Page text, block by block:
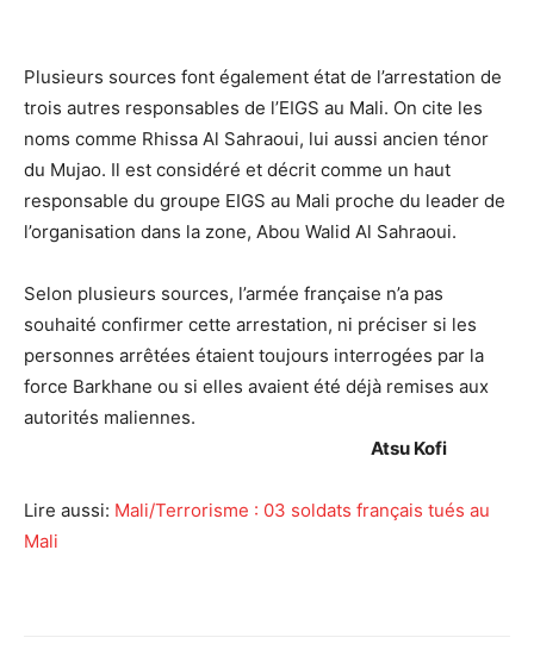
Plusieurs sources font également état de l’arrestation de
trois autres responsables de l’EIGS au Mali. On cite les
noms comme Rhissa Al Sahraoui, lui aussi ancien ténor
du Mujao. Il est considéré et décrit comme un haut
responsable du groupe EIGS au Mali proche du leader de
l’organisation dans la zone, Abou Walid Al Sahraoui.
Selon plusieurs sources, l’armée française n’a pas
souhaité confirmer cette arrestation, ni préciser si les
personnes arrêtées étaient toujours interrogées par la
force Barkhane ou si elles avaient été déjà remises aux
autorités maliennes.
Atsu Kofi
Lire aussi: Mali/Terrorisme : 03 soldats français tués au
Mali